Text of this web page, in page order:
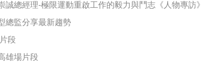
誠總經理-極限運動重啟工作的毅力與鬥志《人物專訪》
總監分享最新趨勢
段
雄場片段